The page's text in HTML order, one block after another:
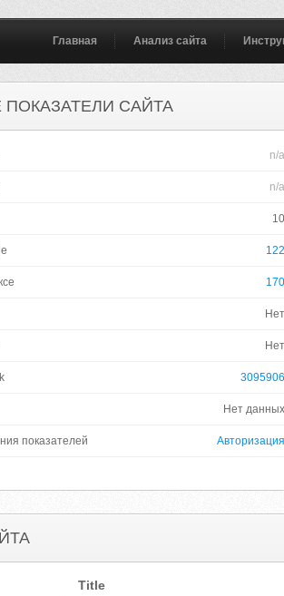
Главная Анализ сайта
САЙТА
n/a
n/a
10
122
170
Нет
Нет
3095906
Нет данных
показателей Авторизация
Title